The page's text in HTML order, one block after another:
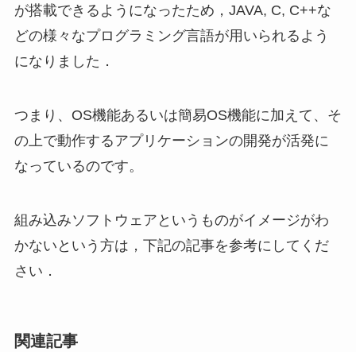
が搭載できるようになったため，JAVA, C, C++な
どの様々なプログラミング言語が用いられるよう
になりました．
つまり、OS機能あるいは簡易OS機能に加えて、そ
の上で動作するアプリケーションの開発が活発に
なっているのです。
組み込みソフトウェアというものがイメージがわ
かないという方は，下記の記事を参考にしてくだ
さい．
関連記事